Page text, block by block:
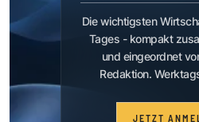
Die wichtigsten
Tages - kompakt
und eingeordnet
Redaktion.
JETZT